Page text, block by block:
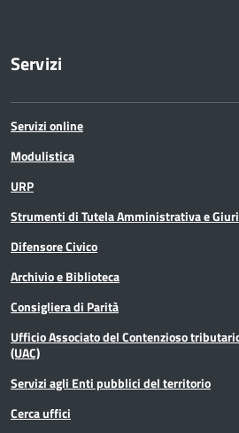
Scuola
Terremoto
Servizi
Servizi online
Modulistica
URP
Strumenti di Tutela Amministrativa e
Difensore Civico
Archivio e Biblioteca
Consigliera di Parità
Ufficio Associato del Contenzioso
(UAC)
Servizi agli Enti pubblici del territorio
Cerca uffici